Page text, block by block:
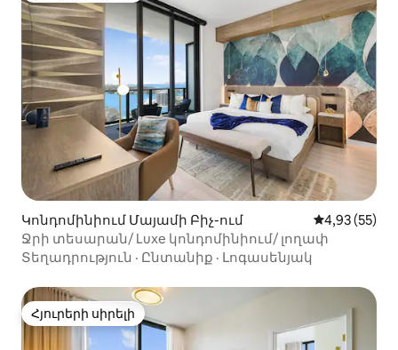
Կոնդոմինիում Մայամի Բիչ-ում Միջին
4,93 (55)
Ջրի տեսարան/ Luxe կոնդոմինիում/ լողափ
Տեղադրություն · Ընտանիք · Լոգասենյակ
Հյուրերի սիրելի
Հյուրերի սիրելի